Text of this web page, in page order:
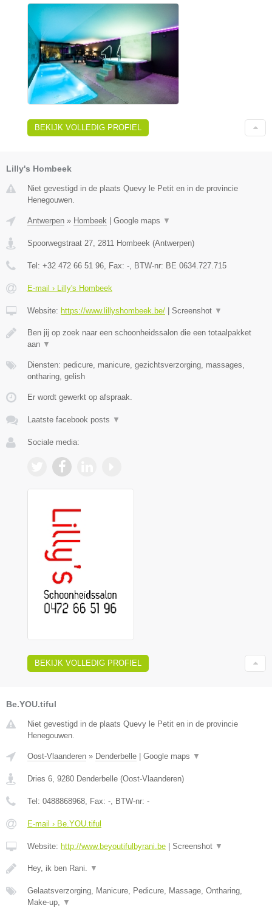
BEKIJK VOLLEDIG PROFIEL
Lilly's Hombeek
Niet gevestigd in de plaats Quevy le Petit en in de provincie
Henegouwen.
Antwerpen » Hombeek Google maps ▼
Spoorwegstraat 27 2811 Hombeek (Antwerpen)
Tel: +32 472 66 51 96 , Fax: - , BTW-nr: BE 0634.727.715
E-mail › Lilly's Hombeek
Website: https://www.lillyshombeek.be/ Screenshot ▼
Ben jij op zoek naar een schoonheidssalon die een totaalpakket
aan ▼
Diensten: pedicure, manicure, gezichtsverzorging, massages,
ontharing, gelish
Er wordt gewerkt op afspraak.
Laatste facebook posts ▼
Sociale media:
BEKIJK VOLLEDIG PROFIEL
Be.YOU.tiful
Niet gevestigd in de plaats Quevy le Petit en in de provincie
Henegouwen.
Oost-Vlaanderen » Denderbelle Google maps ▼
Dries 6, 9280 Denderbelle (Oost-Vlaanderen)
Tel: 0488868968, Fax: -, BTW-nr: -
E-mail › Be.YOU.tiful
Website: http://www.beyoutifulbyrani.be Screenshot ▼
Hey, ik ben Rani. ▼
Gelaatsverzorging, Manicure, Pedicure, Massage, Ontharing,
Make-up, ▼